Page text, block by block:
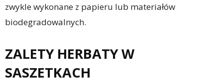
zwykle wykonane z papieru lub materiałów
biodegradowalnych.
ZALETY HERBATY W
SASZETKACH